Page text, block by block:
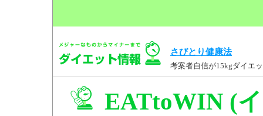
さびとり健康法
考案者自信が15kgダイエ
EATtoWIN (